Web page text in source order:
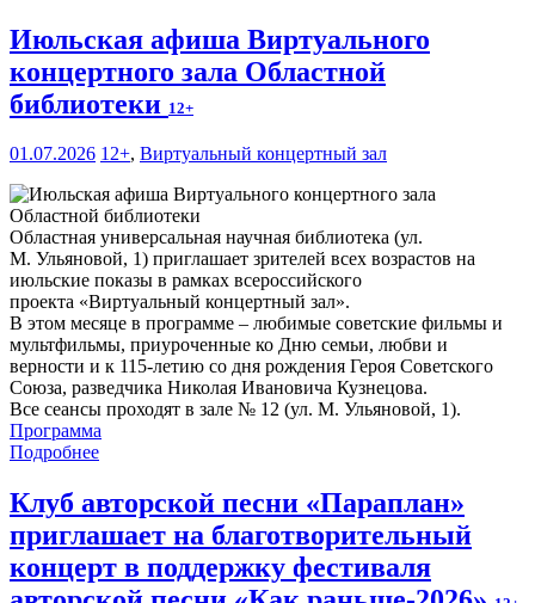
Июльская афиша Виртуального
концертного зала Областной
библиотеки 12+
01.07.2026 12+, Виртуальный концертный зал
Областная универсальная научная библиотека (ул.
М. Ульяновой, 1) приглашает зрителей всех возрастов на
июльские показы в рамках всероссийского
проекта «Виртуальный концертный зал».
В этом месяце в программе – любимые советские фильмы и
мультфильмы, приуроченные ко Дню семьи, любви и
верности и к 115-летию со дня рождения Героя Советского
Союза, разведчика Николая Ивановича Кузнецова.
Все сеансы проходят в зале № 12 (ул. М. Ульяновой, 1).
Программа
Подробнее
Клуб авторской песни «Параплан»
приглашает на благотворительный
концерт в поддержку фестиваля